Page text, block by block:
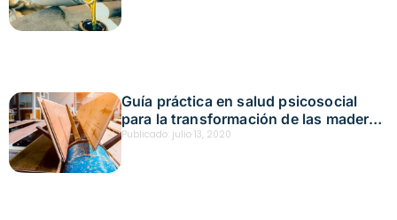
Guía práctica en salud psicosocial
para la transformación de las maderas
y fabricación de muebles
Publicado: julio 13, 2020